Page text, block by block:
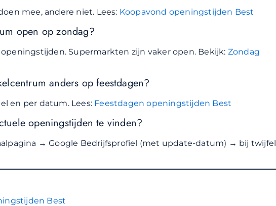
mee, andere niet. Lees: Koopavond openingstijden Best
open op zondag?
Supermarkten zijn vaker open. Bekijk: Zondag
anders op feestdagen?
en per datum. Lees: Feestdagen openingstijden Best
openingstijden te vinden?
→ Google Bedrijfsprofiel (met update-datum) → bij twijfel
Best